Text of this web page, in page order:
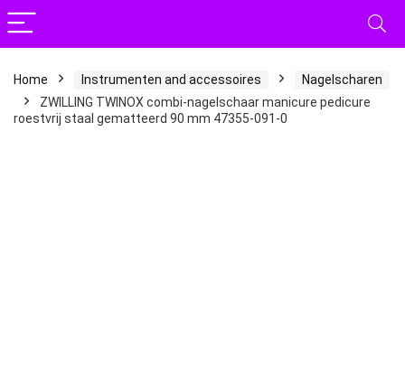
Home Instrumenten and accessoires
Nagelscharen
ZWILLING TWINOX combi-nagelschaar manicure pedicure
roestvrij staal gematteerd 90 mm 47355-091-0